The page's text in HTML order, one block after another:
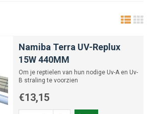
Namiba Terra UV-Replux
15W 440MM
Om je reptielen van hun nodige Uv-A en Uv-
B straling te voorzien
€13,15